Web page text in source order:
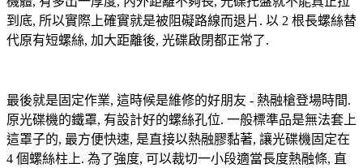
到底, 所以實際上確實就是被阻礙路線而退片. 以 2 根長螺絲替
代原有短螺絲, 加大距離後, 光碟啟閉都正常了.
最後就是固定作業, 這時候是維修的好朋友 - 熱融槍登場時間.
原光碟機的鐵罩, 有設計好的螺絲孔位. 一般標準品是無法套上
這罩子的, 最方便快速, 是直接以熱融膠黏著, 讓光碟機固定在
4 個螺絲柱上. 為了強度, 可以裁切一小段適當長度熱融條, 直